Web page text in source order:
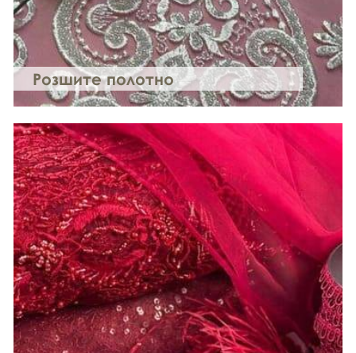
Розшите полотно